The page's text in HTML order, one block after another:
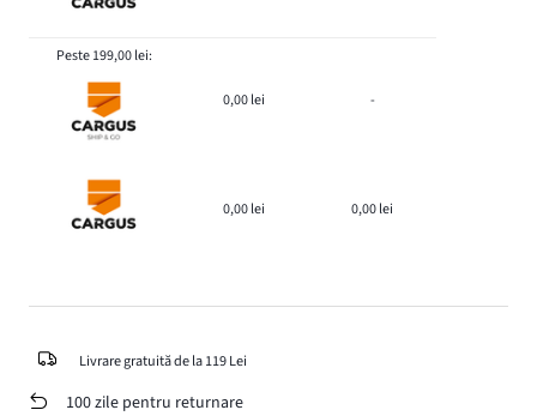
Peste 199,00 lei:
0,00 lei -
0,00 lei 0,00 lei
Livrare gratuită de la 119 Lei
100 zile pentru returnare